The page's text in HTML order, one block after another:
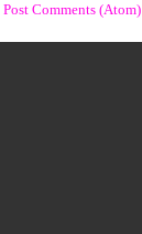
Post Comments (Atom)